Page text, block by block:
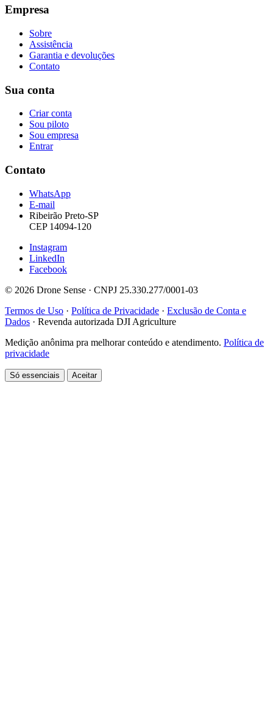
Empresa
Sobre
Assistência
Garantia e devoluções
Contato
Sua conta
Criar conta
Sou piloto
Sou empresa
Entrar
Contato
WhatsApp
E-mail
Ribeirão Preto-SP
CEP 14094-120
Instagram
LinkedIn
Facebook
© 2026 Drone Sense · CNPJ 25.330.277/0001-03
Termos de Uso · Política de Privacidade · Exclusão de Conta e
Dados · Revenda autorizada DJI Agriculture
Medição anônima pra melhorar conteúdo e atendimento. Política de
privacidade
Só essenciais Aceitar